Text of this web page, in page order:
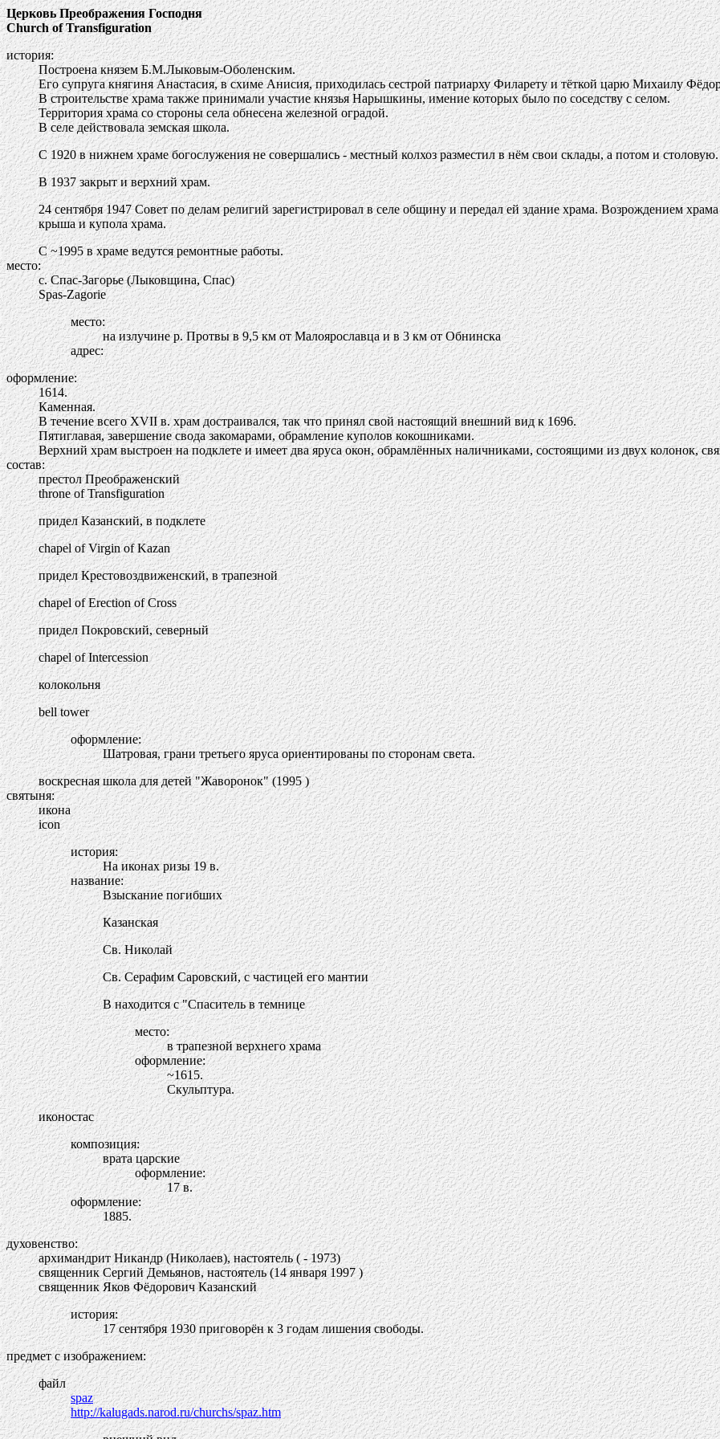
Церковь Преображения Господня
Church of Transfiguration
история:
Построена князем Б.М.Лыковым-Оболенским.
Его супруга княгиня Анастасия, в схиме Анисия, приходилась сестрой патриарху Филарету и тёткой царю Михаилу
В строительстве храма также принимали участие князья Нарышкины, имение которых было по соседству с селом.
Территория храма со стороны села обнесена железной оградой.
В селе действовала земская школа.
С 1920 в нижнем храме богослужения не совершались - местный колхоз разместил в нём свои склады, а потом и столовую.
В 1937 закрыт и верхний храм.
24 сентября 1947 Совет по делам религий зарегистрировал в селе общину и передал ей здание храма. Возрождением
крыша и купола храма.
С ~1995 в храме ведутся ремонтные работы.
место:
с. Спас-Загорье (Лыковщина, Спас)
Spas-Zagorie
место:
на излучине р. Протвы в 9,5 км от Малоярославца и в 3 км от Обнинска
адрес:
оформление:
1614.
Каменная.
В течение всего XVII в. храм достраивался, так что принял свой настоящий внешний вид к 1696.
Пятиглавая, завершение свода закомарами, обрамление куполов кокошниками.
Верхний храм выстроен на подклете и имеет два яруса окон, обрамлённых наличниками, состоящими из двух колонок,
состав:
престол Преображенский
throne of Transfiguration
придел Казанский, в подклете
chapel of Virgin of Kazan
придел Крестовоздвиженский, в трапезной
chapel of Erection of Cross
придел Покровский, северный
chapel of Intercession
колокольня
bell tower
оформление:
Шатровая, грани третьего яруса ориентированы по сторонам света.
воскресная школа для детей "Жаворонок" (1995 )
святыня:
икона
icon
история:
На иконах ризы 19 в.
название:
Взыскание погибших
Казанская
Св. Николай
Св. Серафим Саровский, с частицей его мантии
В находится с "Спаситель в темнице
место:
в трапезной верхнего храма
оформление:
~1615.
Скульптура.
иконостас
композиция:
врата царские
оформление:
17 в.
оформление:
1885.
духовенство:
архимандрит Никандр (Николаев), настоятель ( - 1973)
священник Сергий Демьянов, настоятель (14 января 1997 )
священник Яков Фёдорович Казанский
история:
17 сентября 1930 приговорён к 3 годам лишения свободы.
предмет с изображением:
файл
spaz
http://kalugads.narod.ru/churchs/spaz.htm